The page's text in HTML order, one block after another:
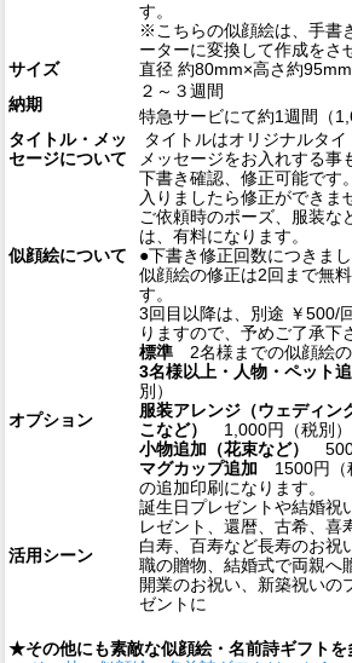
す。
※こちらの似顔絵は、手書
ーターに変換して作成をさ
サイズ
直径 約80mm×高さ約95mm
納期
２～３週間
特急サービにて約1週間（
タイトル・メッ
セージについて
タイトルはオリジナルタ
メッセージをお入れする
似顔絵について
下書き確認、修正可能です
入りましたら修正ができま
ご依頼時のポーズ、服装な
は、有料になります。
●下書き修正回数につきま
似顔絵の修正は2回まで無
す。
3回目以降は、別途 ￥500/
りますので、予めご了承下
オプション
標準 2名様までの似顔絵
3名様以上・人物・ペット
別）
服装アレンジ（ウェディン
こなど）
1,000円（税別）
小物追加（花束など）
500
マグカップ追加 1500円（
の追加印刷になります。
活用シーン
誕生日プレゼントや結婚祝
レゼント、還暦、古希、喜
白寿、百寿など長寿のお祝
職の贈物、結婚式で両親へ
開業のお祝い、新築祝いの
ゼントに
★その他にも素敵な似顔絵・名前詩ギフトを